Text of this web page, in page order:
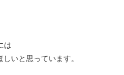
は
いと思っています。